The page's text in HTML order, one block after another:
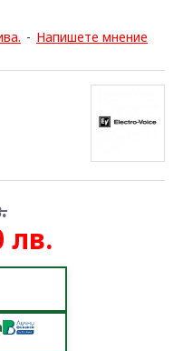
- Напишете мнение
лв.